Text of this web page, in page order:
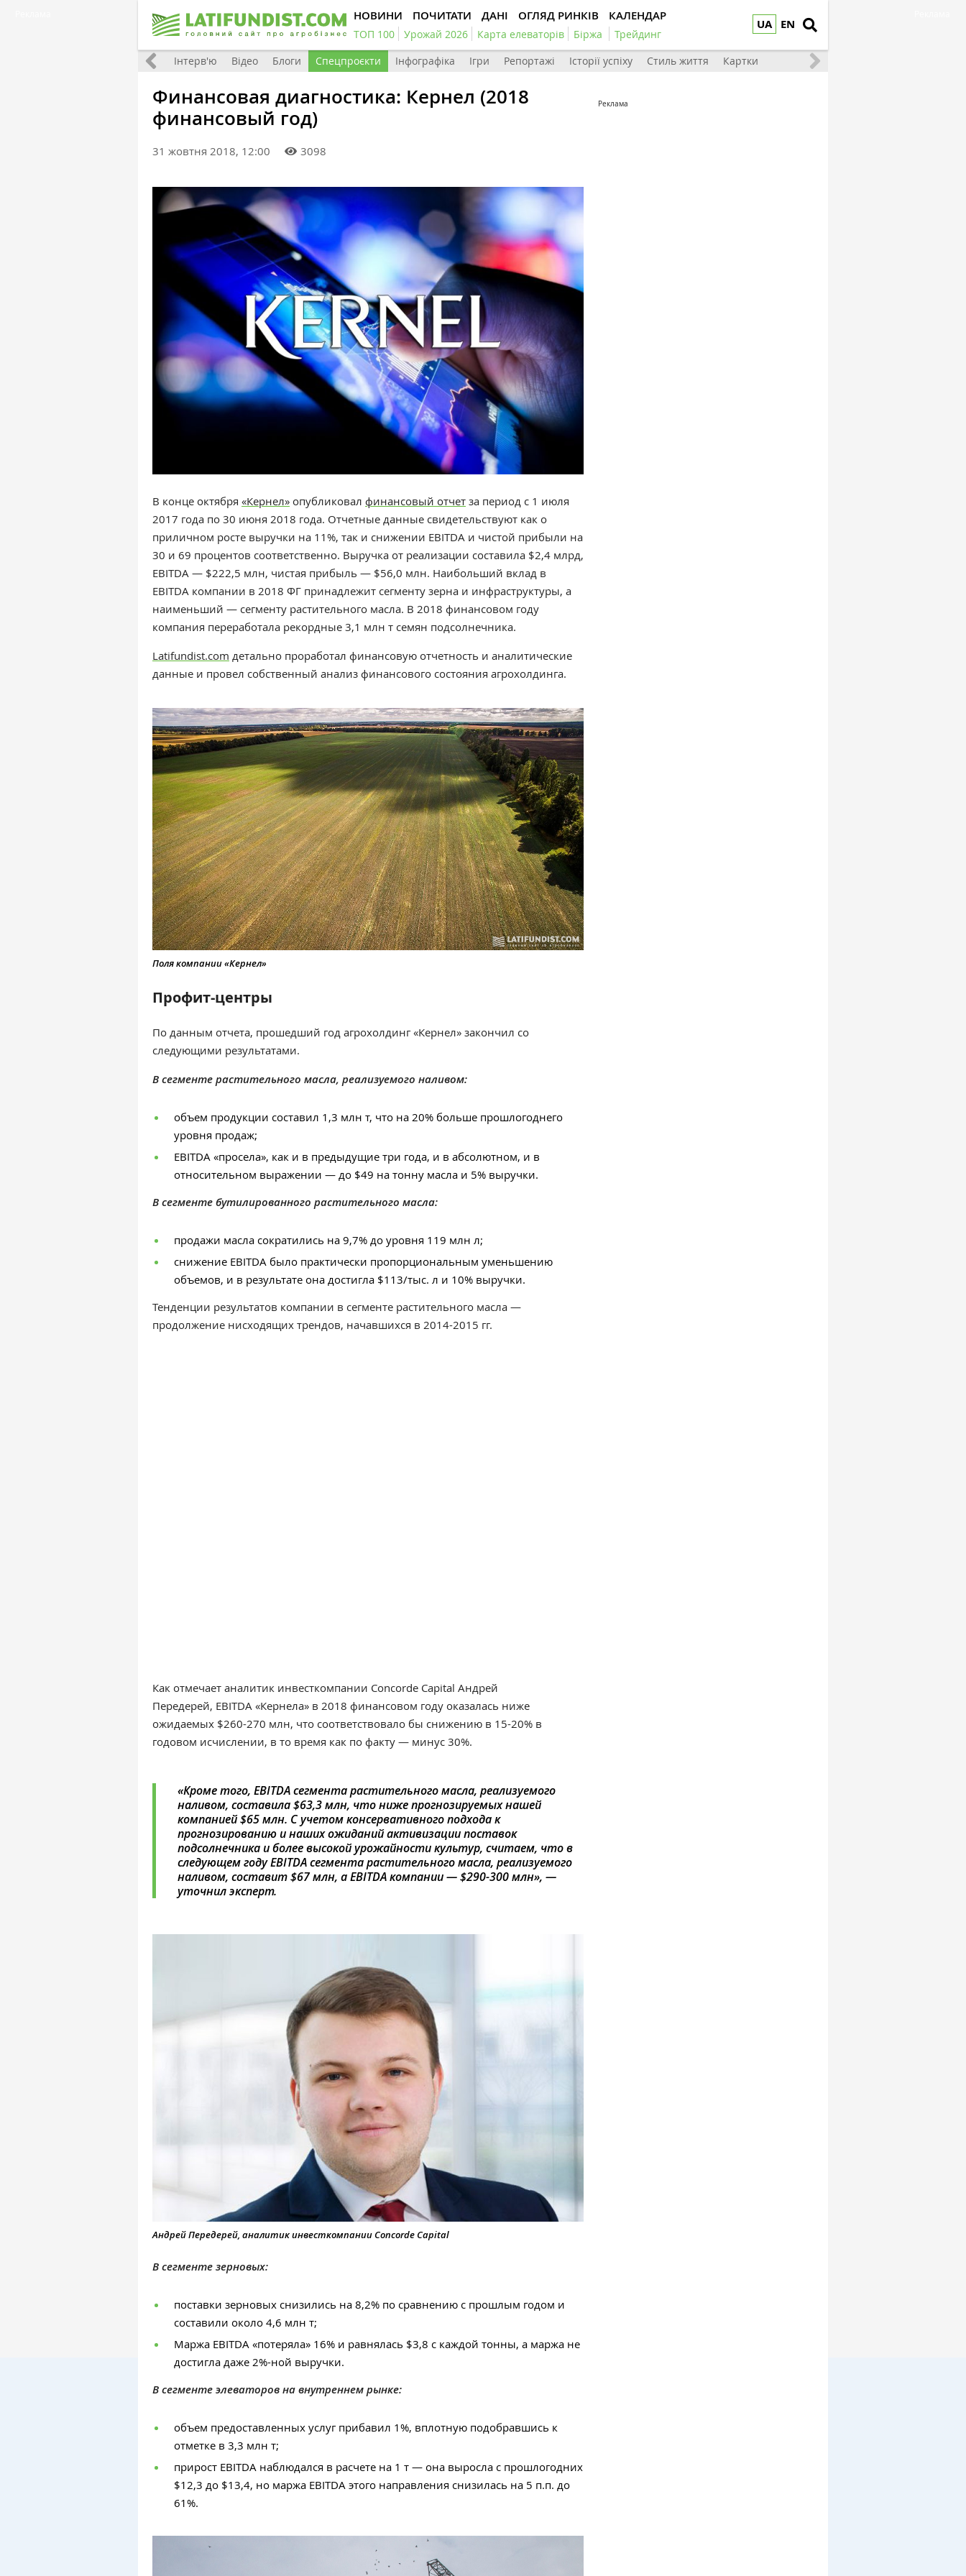
UA EN
НОВИНИ ПОЧИТАТИ ДАНІ ОГЛЯД РИНКІВ КАЛЕНДАР
ТОП 100 Урожай 2026 Карта елеваторів Біржа Трейдинг
Фото Інтерв'ю Відео Блоги Спецпроєкти Інфографіка Ігри Репортажі Історії успіху Стиль життя Картки
Финансовая диагностика: Кернел (2018
финансовый год)
31 жовтня 2018, 12:00 3098
В конце октября «Кернел» опубликовал финансовый отчет за период с 1 июля
2017 года по 30 июня 2018 года. Отчетные данные свидетельствуют как о
приличном росте выручки на 11%, так и снижении EBITDA и чистой прибыли на
30 и 69 процентов соответственно. Выручка от реализации составила $2,4 млрд,
EBITDA — $222,5 млн, чистая прибыль — $56,0 млн. Наибольший вклад в
EBITDA компании в 2018 ФГ принадлежит сегменту зерна и инфраструктуры, а
наименьший — сегменту растительного масла. В 2018 финансовом году
компания переработала рекордные 3,1 млн т семян подсолнечника.
Latifundist.com детально проработал финансовую отчетность и аналитические
данные и провел собственный анализ финансового состояния агрохолдинга.
Поля компании «Кернел»
Профит-центры
По данным отчета, прошедший год агрохолдинг «Кернел» закончил со
следующими результатами.
В сегменте растительного масла, реализуемого наливом:
объем продукции составил 1,3 млн т, что на 20% больше прошлогоднего
уровня продаж;
EBITDA «просела», как и в предыдущие три года, и в абсолютном, и в
относительном выражении — до $49 на тонну масла и 5% выручки.
В сегменте бутилированного растительного масла:
продажи масла сократились на 9,7% до уровня 119 млн л;
снижение EBITDA было практически пропорциональным уменьшению
объемов, и в результате она достигла $113/тыс. л и 10% выручки.
Тенденции результатов компании в сегменте растительного масла —
продолжение нисходящих трендов, начавшихся в 2014-2015 гг.
Как отмечает аналитик инвесткомпании Concorde Capital Андрей
Передерей, EBITDA «Кернела» в 2018 финансовом году оказалась ниже
ожидаемых $260-270 млн, что соответствовало бы снижению в 15-20% в
годовом исчислении, в то время как по факту — минус 30%.
«Кроме того, EBITDA сегмента растительного масла, реализуемого
наливом, составила $63,3 млн, что ниже прогнозируемых нашей
компанией $65 млн. С учетом консервативного подхода к
прогнозированию и наших ожиданий активизации поставок
подсолнечника и более высокой урожайности культур, считаем, что в
следующем году EBITDA сегмента растительного масла, реализуемого
наливом, составит $67 млн, а EBITDA компании — $290-300 млн», —
уточнил эксперт.
Андрей Передерей, аналитик инвесткомпании Concorde Capital
В сегменте зерновых:
поставки зерновых снизились на 8,2% по сравнению с прошлым годом и
составили около 4,6 млн т;
Маржа EBITDA «потеряла» 16% и равнялась $3,8 с каждой тонны, а маржа не
достигла даже 2%-ной выручки.
В сегменте элеваторов на внутреннем рынке:
объем предоставленных услуг прибавил 1%, вплотную подобравшись к
отметке в 3,3 млн т;
прирост EBITDA наблюдался в расчете на 1 т — она выросла с прошлогодних
$12,3 до $13,4, но маржа EBITDA этого направления снизилась на 5 п.п. до
61%.
Реклама